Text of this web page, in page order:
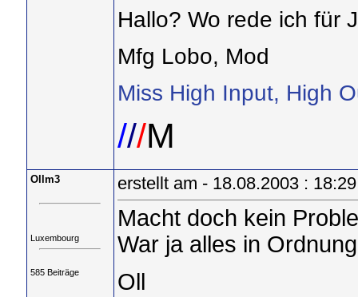
Hallo? Wo rede ich für
Mfg Lobo, Mod
Miss High Input, High
///M
Ollm3
Luxembourg
585 Beiträge
erstellt am - 18.08.2003 :
Macht doch kein
War ja alles in
Oll